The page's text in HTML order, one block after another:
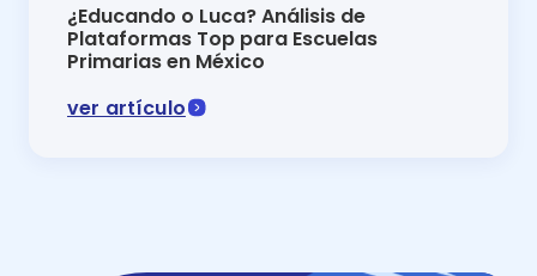
¿Educando o Luca? Análisis de
Plataformas Top para Escuelas
Primarias en México
ver artículo